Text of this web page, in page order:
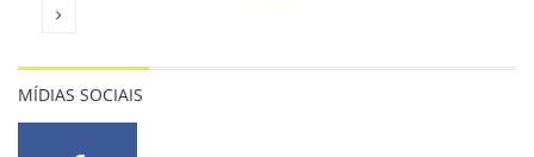
MÍDIAS SOCIAIS